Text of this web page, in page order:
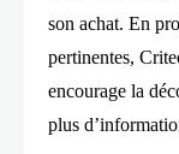
son achat. En
pertinentes,
encourage la
plus